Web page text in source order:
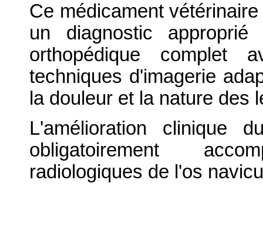
Ce médicament
un diagnostic
orthopédique complet
techniques d'imagerie
la douleur et la nature des
L'amélioration clinique
obligatoirement
radiologiques de l'os